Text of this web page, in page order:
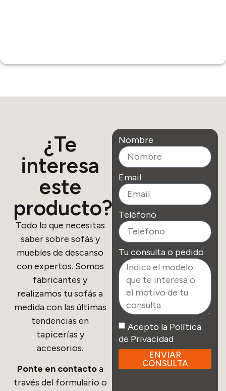
Nombre
Email
Teléfono
Tu consulta o pedido
Acepto la Política
de Privacidad
ENVIAR
CONSULTA
¿Te
interesa
este
producto?
Todo lo que necesitas
saber sobre sofás y
muebles de descanso
con expertos. Somos
fabricantes y
realizamos tu sofás a
medida con las últimas
tendencias en
tapicerías y
accesorios.
Ponte en contactoa
través del formulario o